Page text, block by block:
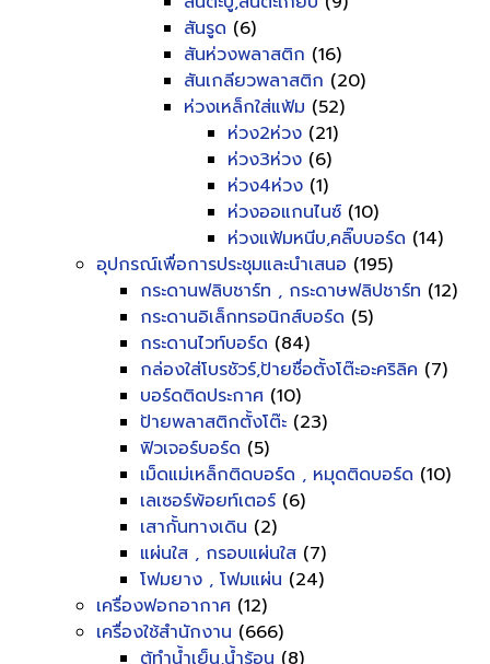
สันรูด (6)
สันห่วงพลาสติก (16)
สันเกลียวพลาสติก (20)
ห่วงเหล็กใส่แฟ้ม (52)
ห่วง2ห่วง (21)
ห่วง3ห่วง (6)
ห่วง4ห่วง (1)
ห่วงออแกนไนซ์ (10)
ห่วงแฟ้มหนีบ,คลิ๊บบอร์ด (14)
อุปกรณ์เพื่อการประชุมและนำเสนอ (195)
กระดานฟลิบชาร์ท , กระดาษฟลิปชาร์ท (12)
กระดานอิเล็กทรอนิกส์บอร์ด (5)
กระดานไวท์บอร์ด (84)
กล่องใส่โบรชัวร์,ป้ายชื่อตั้งโต๊ะอะคริลิค (7)
บอร์ดติดประกาศ (10)
ป้ายพลาสติกตั้งโต๊ะ (23)
ฟิวเจอร์บอร์ด (5)
เม็ดแม่เหล็กติดบอร์ด , หมุดติดบอร์ด (10)
เลเซอร์พ้อยท์เตอร์ (6)
เสากั้นทางเดิน (2)
แผ่นใส , กรอบแผ่นใส (7)
โฟมยาง , โฟมแผ่น (24)
เครื่องฟอกอากาศ (12)
เครื่องใช้สำนักงาน (666)
ตู้ทำน้ำเย็น,น้ำร้อน (8)